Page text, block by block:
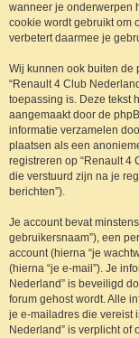
wanneer je onderwerpen
cookie wordt gebruikt om
verbetert daarmee je
Wij kunnen ook buiten de
“Renault 4 Club
toepassing is. Deze tekst
aangemaakt door de
informatie verzamelen
plaatsen als een
registreren op “Renault 4
die verstuurd zijn na je
berichten”).
Je account bevat
gebruikersnaam”), een
account (hierna “je
(hierna “je e-mail”). Je
Nederland” is beveiligd
forum gehost wordt. Alle
je e-mailadres die vereist
Nederland” is verplicht of